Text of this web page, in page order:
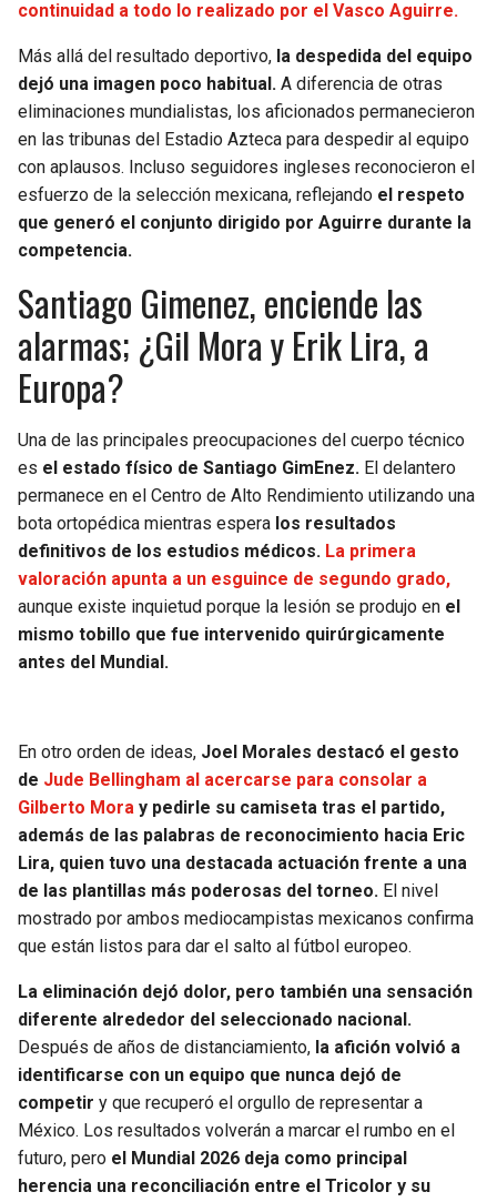
continuidad a todo lo realizado por el Vasco Aguirre.
Más allá del resultado deportivo, la despedida del equipo
dejó una imagen poco habitual. A diferencia de otras
eliminaciones mundialistas, los aficionados permanecieron
en las tribunas del Estadio Azteca para despedir al equipo
con aplausos. Incluso seguidores ingleses reconocieron el
esfuerzo de la selección mexicana, reflejando el respeto
que generó el conjunto dirigido por Aguirre durante la
competencia.
Santiago Gimenez, enciende las
alarmas; ¿Gil Mora y Erik Lira, a
Europa?
Una de las principales preocupaciones del cuerpo técnico
es el estado físico de Santiago GimEnez. El delantero
permanece en el Centro de Alto Rendimiento utilizando una
bota ortopédica mientras espera los resultados
definitivos de los estudios médicos. La primera
valoración apunta a un esguince de segundo grado,
aunque existe inquietud porque la lesión se produjo en el
mismo tobillo que fue intervenido quirúrgicamente
antes del Mundial.
En otro orden de ideas, Joel Morales destacó el gesto
de Jude Bellingham al acercarse para consolar a
Gilberto Mora y pedirle su camiseta tras el partido,
además de las palabras de reconocimiento hacia Eric
Lira, quien tuvo una destacada actuación frente a una
de las plantillas más poderosas del torneo. El nivel
mostrado por ambos mediocampistas mexicanos confirma
que están listos para dar el salto al fútbol europeo.
La eliminación dejó dolor, pero también una sensación
diferente alrededor del seleccionado nacional.
Después de años de distanciamiento, la afición volvió a
identificarse con un equipo que nunca dejó de
competir y que recuperó el orgullo de representar a
México. Los resultados volverán a marcar el rumbo en el
futuro, pero el Mundial 2026 deja como principal
herencia una reconciliación entre el Tricolor y su